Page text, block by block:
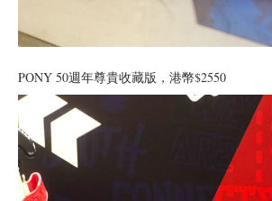
PONY 50週年尊貴收藏版，港幣$2550